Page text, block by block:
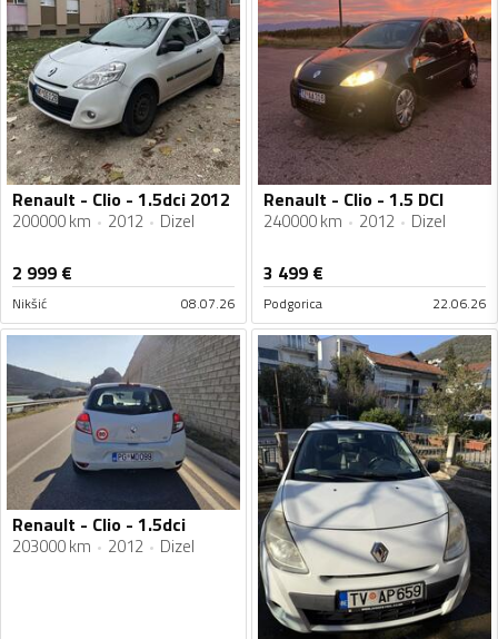
Renault - Clio - 1.5dci 2012
200000 km 2012 Dizel
2 999 €
Nikšić 08.07.26
Renault - Clio - 1.5 DCI
240000 km 2012 Dizel
3 499 €
Podgorica 22.06.26
Renault - Clio - 1.5dci
203000 km 2012 Dizel